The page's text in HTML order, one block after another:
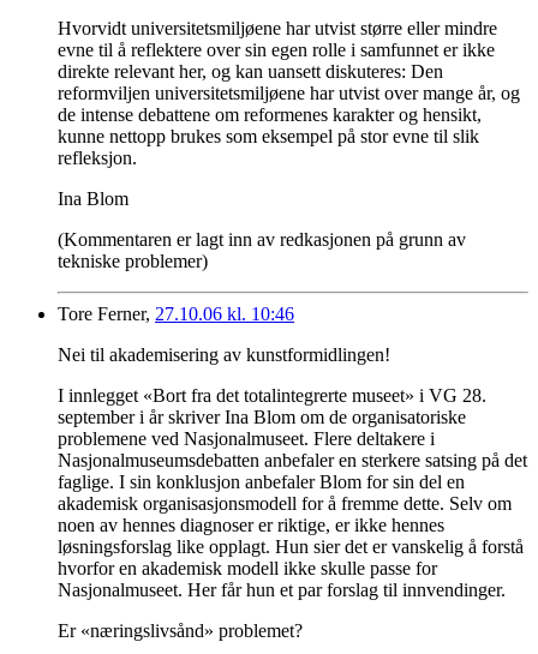
Hvorvidt universitetsmiljøene har utvist større eller mindre
evne til å reflektere over sin egen rolle i samfunnet er ikke
direkte relevant her, og kan uansett diskuteres: Den
reformviljen universitetsmiljøene har utvist over mange år, og
de intense debattene om reformenes karakter og hensikt,
kunne nettopp brukes som eksempel på stor evne til slik
refleksjon.
Ina Blom
(Kommentaren er lagt inn av redkasjonen på grunn av
tekniske problemer)
Tore Ferner, 27.10.06 kl. 10:46
Nei til akademisering av kunstformidlingen!
I innlegget «Bort fra det totalintegrerte museet» i VG 28.
september i år skriver Ina Blom om de organisatoriske
problemene ved Nasjonalmuseet. Flere deltakere i
Nasjonalmuseumsdebatten anbefaler en sterkere satsing på det
faglige. I sin konklusjon anbefaler Blom for sin del en
akademisk organisasjonsmodell for å fremme dette. Selv om
noen av hennes diagnoser er riktige, er ikke hennes
løsningsforslag like opplagt. Hun sier det er vanskelig å forstå
hvorfor en akademisk modell ikke skulle passe for
Nasjonalmuseet. Her får hun et par forslag til innvendinger.
Er «næringslivsånd» problemet?